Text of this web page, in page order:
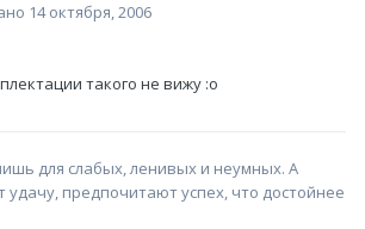
14 октября, 2006
такого не вижу :o
для слабых, ленивых и неумных. А
предпочитают успех, что достойнее